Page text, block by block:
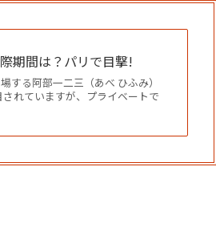
期間は？パリで目撃!
する阿部一二三（あべ ひふみ）
れていますが、プライベートで